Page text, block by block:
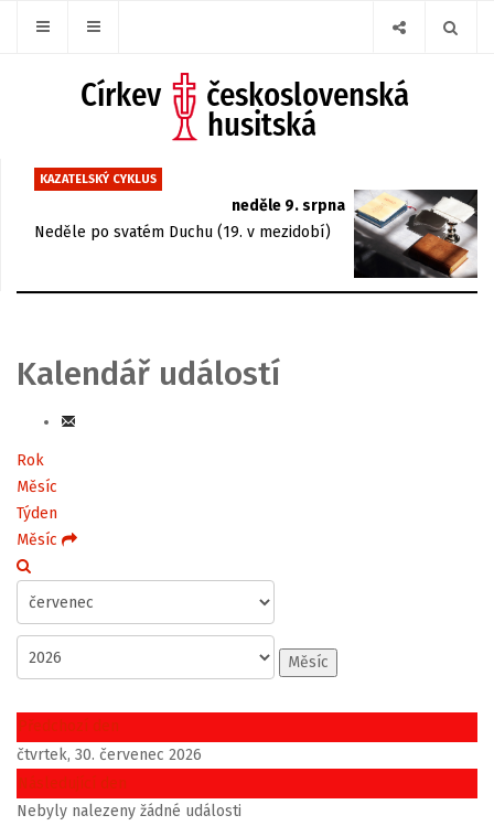
KAZATELSKÝ CYKLUS
neděle 9. srpna
Neděle po svatém Duchu (19. v mezidobí)
Kalendář událostí
Rok
Měsíc
Týden
Měsíc
Měsíc
Předchozí den
čtvrtek, 30. červenec 2026
Následující den
Nebyly nalezeny žádné události